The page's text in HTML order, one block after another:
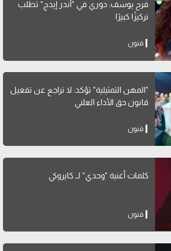
فرح يوسف: دوري في "أندر إيدج" تطلب
تركيزًا كبيرًا
فنون
"المهن التمثيلية" تؤكد: لا تراجع عن تفعيل
قانون حق الأداء العلني
فنون
كلمات أغنية "وحدي" لــ كايروكي
فنون